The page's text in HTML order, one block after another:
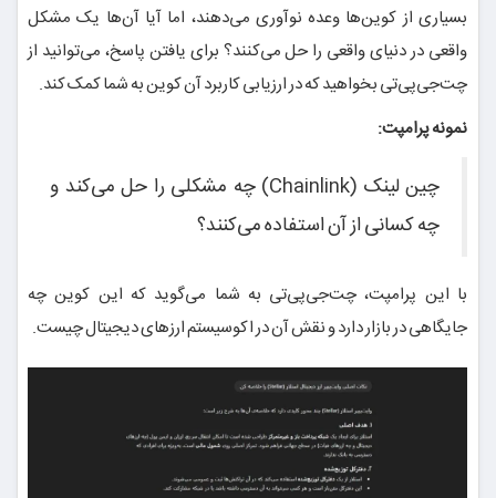
بسیاری از کوین‌ها وعده نوآوری می‌دهند، اما آیا آن‌ها یک مشکل
واقعی در دنیای واقعی را حل می‌کنند؟ برای یافتن پاسخ، می‌توانید از
چت‌جی‌پی‌تی بخواهید که در ارزیابی کاربرد آن کوین به شما کمک کند.
نمونه پرامپت:
چین لینک (Chainlink) چه مشکلی را حل می‌کند و
چه کسانی از آن استفاده می‌کنند؟
با این پرامپت، چت‌جی‌پی‌تی به شما می‌گوید که این کوین چه
جایگاهی در بازار دارد و نقش آن در اکوسیستم ارزهای دیجیتال چیست.